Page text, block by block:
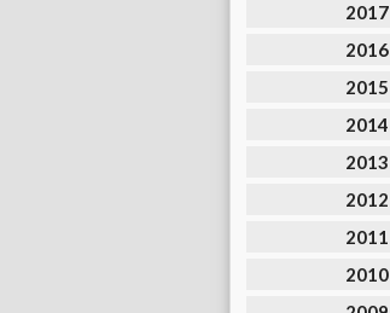
2017
2016
2015
2014
2013
2012
2011
2010